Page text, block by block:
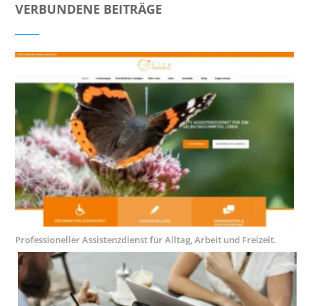
VERBUNDENE BEITRÄGE
Professioneller Assistenzdienst für Alltag, Arbeit und Freizeit.